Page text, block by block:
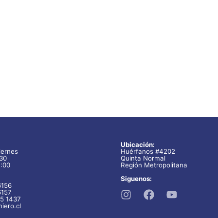
1437
Ubicación:
Huérfanos #4202
Quinta Normal
Región Metropolitana
Siguenos: